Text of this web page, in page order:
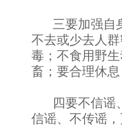
三要加强自身
不去或少去人
毒；不食用野
畜；要合理休
四要不信谣、
信谣、不传谣